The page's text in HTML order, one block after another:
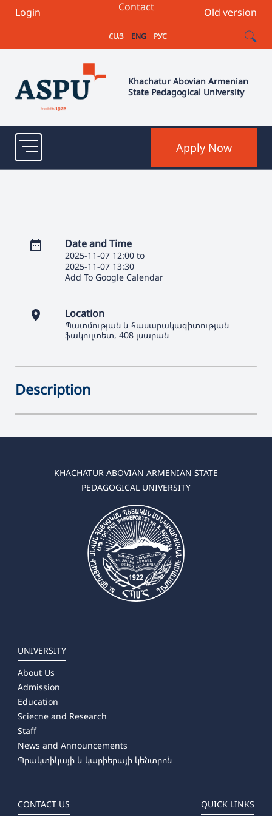
Login Old version
Contact
ՀԱՅ ENG РУС
Khachatur Abovian Armenian
State Pedagogical University
Apply Now
Date and Time
2025-11-07 12:00 to
2025-11-07 13:30
Add To Google Calendar
Location
Պատմության և հասարակագիտության
ֆակուլտետ, 408 լսարան
Description
KHACHATUR ABOVIAN ARMENIAN STATE
PEDAGOGICAL UNIVERSITY
UNIVERSITY
About Us
Admission
Education
Sciecne and Research
Staff
News and Announcements
Պրակտիկայի և կարիերայի կենտրոն
CONTACT US QUICK LINKS